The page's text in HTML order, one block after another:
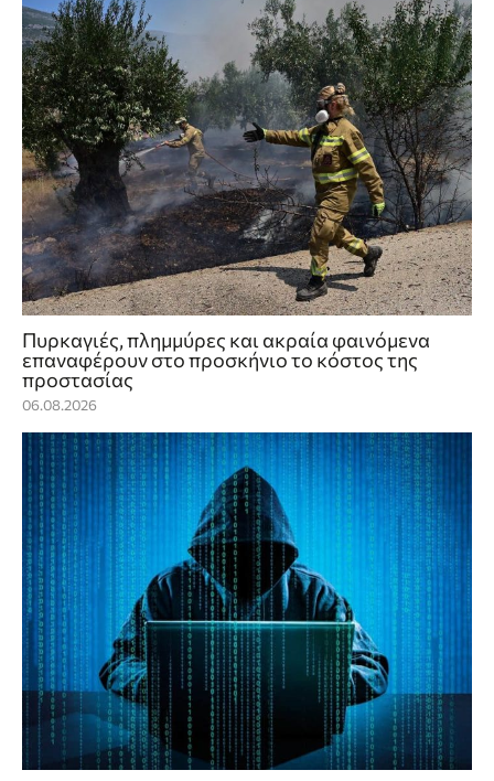
Πυρκαγιές, πλημμύρες και ακραία φαινόμενα
επαναφέρουν στο προσκήνιο το κόστος της
προστασίας
06.08.2026